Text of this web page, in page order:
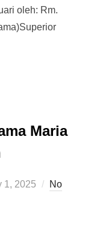
oleh: Rm.
Maria
1, 2025
No